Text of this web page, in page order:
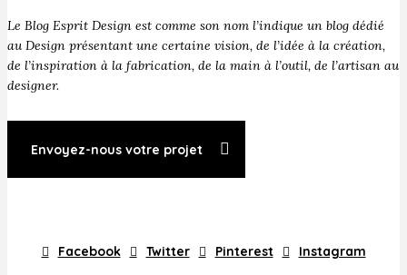
Le Blog Esprit Design est comme son nom l’indique un blog dédié
au Design présentant une certaine vision, de l’idée à la création,
de l’inspiration à la fabrication, de la main à l’outil, de l’artisan au
designer.
Envoyez-nous votre projet
Facebook Twitter Pinterest Instagram